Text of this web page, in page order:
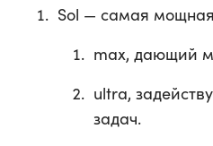
Sol — самая
max, дающий
ultra,
задач.